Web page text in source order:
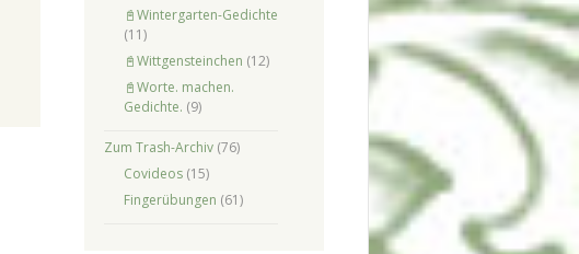
📓Wintergarten-Gedichte
(11)
📓Wittgensteinchen (12)
📓Worte. machen.
Gedichte. (9)
Zum Trash-Archiv(76)
Covideos(15)
Fingerübungen (61)